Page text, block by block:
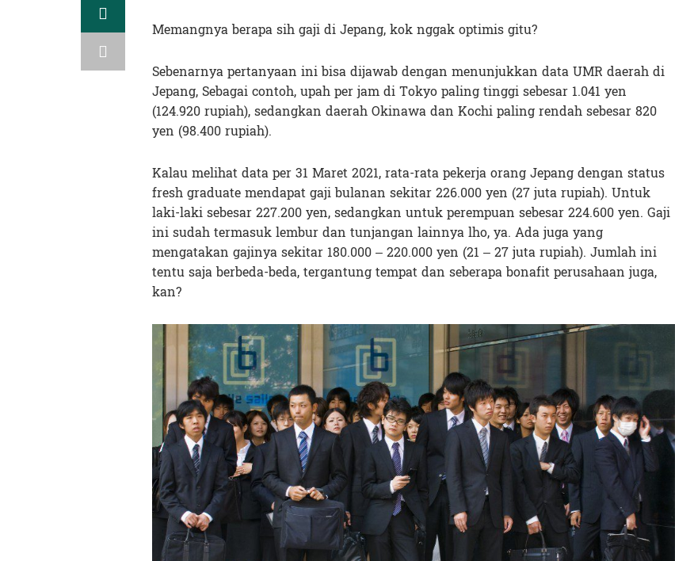
Memangnya berapa sih gaji di Jepang, kok nggak optimis gitu?
Sebenarnya pertanyaan ini bisa dijawab dengan menunjukkan data UMR daerah di
Jepang, Sebagai contoh, upah per jam di Tokyo paling tinggi sebesar 1.041 yen
(124.920 rupiah), sedangkan daerah Okinawa dan Kochi paling rendah sebesar 820
yen (98.400 rupiah).
Kalau melihat data per 31 Maret 2021, rata-rata pekerja orang Jepang dengan status
fresh graduate mendapat gaji bulanan sekitar 226.000 yen (27 juta rupiah). Untuk
laki-laki sebesar 227.200 yen, sedangkan untuk perempuan sebesar 224.600 yen. Gaji
ini sudah termasuk lembur dan tunjangan lainnya lho, ya. Ada juga yang
mengatakan gajinya sekitar 180.000 – 220.000 yen (21 – 27 juta rupiah). Jumlah ini
tentu saja berbeda-beda, tergantung tempat dan seberapa bonafit perusahaan juga,
kan?